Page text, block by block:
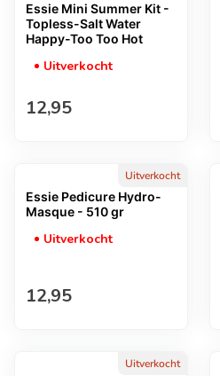
Essie Mini Summer Kit -
Topless-Salt Water
Happy-Too Too Hot
Uitverkocht
Normale prijs
12,95
Uitverkocht
Essie Pedicure Hydro-
Masque - 510 gr
Uitverkocht
Normale prijs
12,95
Uitverkocht